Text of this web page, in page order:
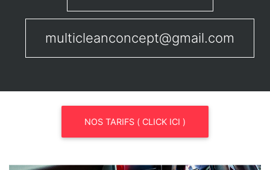
multicleanconcept@gmail.com
NOS TARIFS ( CLICK ICI )